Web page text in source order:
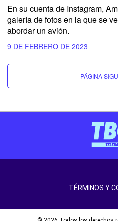
En su cuenta de Instagram,
galería de fotos en la que se
abordar un avión.
9 DE FEBRERO DE 2023
PÁGINA
TÉRMINOS Y